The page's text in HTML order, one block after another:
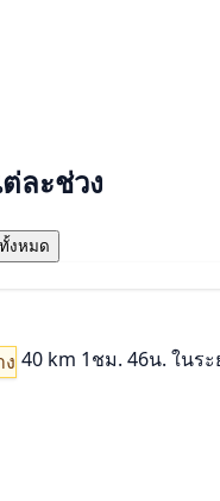
ละช่วง
งหมด
40 km 1ชม. 46น. ในระ